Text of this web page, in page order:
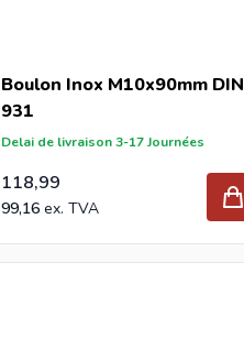
Boulon Inox M10x90mm DIN
931
Delai de livraison 3-17 Journées
118,99
99,16